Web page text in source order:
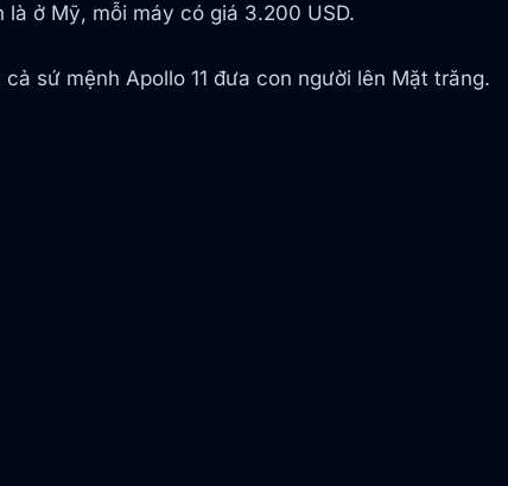
ở Mỹ, mỗi máy có giá 3.200 USD.
sứ mệnh Apollo 11 đưa con người lên Mặt trăng.